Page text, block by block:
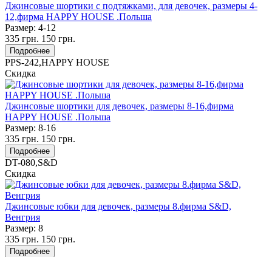
Джинсовые шортики с подтяжками, для девочек, размеры 4-
12,фирма HAPPY HOUSE .Польша
Размер: 4-12
335 грн. 150 грн.
Подробнее
PPS-242,HAPPY HOUSE
Скидка
Джинсовые шортики для девочек, размеры 8-16,фирма
HAPPY HOUSE .Польша
Размер: 8-16
335 грн. 150 грн.
Подробнее
DT-080,S&D
Скидка
Джинсовые юбки для девочек, размеры 8.фирма S&D,
Венгрия
Размер: 8
335 грн. 150 грн.
Подробнее